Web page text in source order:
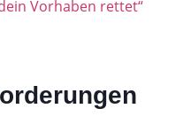
Vorhaben rettet“